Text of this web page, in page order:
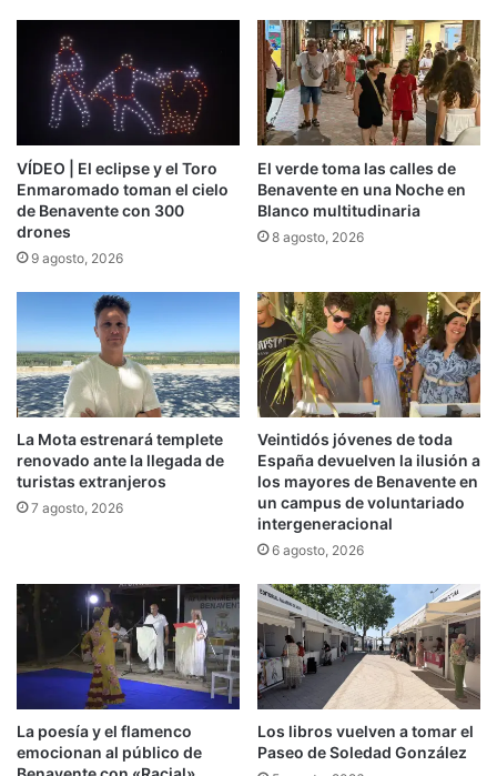
VÍDEO | El eclipse y el Toro
Enmaromado toman el cielo
de Benavente con 300
drones
9 agosto, 2026
El verde toma las calles de
Benavente en una Noche en
Blanco multitudinaria
8 agosto, 2026
La Mota estrenará templete
renovado ante la llegada de
turistas extranjeros
7 agosto, 2026
Veintidós jóvenes de toda
España devuelven la ilusión a
los mayores de Benavente en
un campus de voluntariado
intergeneracional
6 agosto, 2026
La poesía y el flamenco
emocionan al público de
Los libros vuelven a tomar el
Paseo de Soledad González